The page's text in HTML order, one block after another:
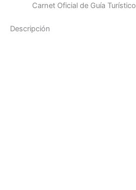
Carnet Oficial de Guía Turístico
Descripción